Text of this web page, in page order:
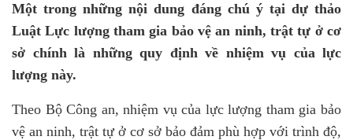
Một trong những nội dung đáng chú ý tại dự thảo
Luật Lực lượng tham gia bảo vệ an ninh, trật tự ở cơ
sở chính là những quy định về nhiệm vụ của lực
lượng này.
Theo Bộ Công an, nhiệm vụ của lực lượng tham gia bảo
vệ an ninh, trật tự ở cơ sở bảo đảm phù hợp với trình độ,